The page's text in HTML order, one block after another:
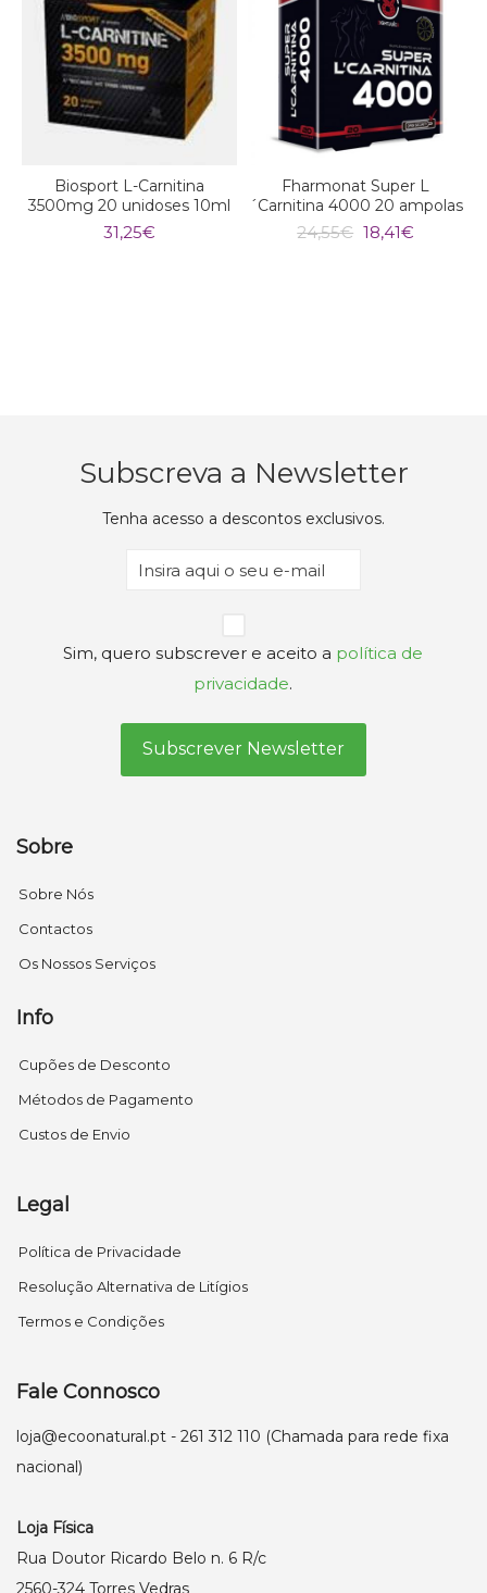
Biosport L-Carnitina
3500mg 20 unidoses 10ml
31,25€
Fharmonat Super L
´Carnitina 4000 20 ampolas
24,55€ O
18,41€
Subscreva a Newsletter
Tenha acesso a descontos exclusivos.
Email
(Obrigatório)
Sim, quero subscrever e aceito a política de
privacidade.
Sobre
Sobre Nós
Contactos
Os Nossos Serviços
Info
Cupões de Desconto
Métodos de Pagamento
Custos de Envio
Legal
Política de Privacidade
Resolução Alternativa de Litígios
Termos e Condições
Fale Connosco
loja@ecoonatural.pt - 261 312 110 (Chamada para rede fixa
nacional)
Loja Física
Rua Doutor Ricardo Belo n. 6 R/c